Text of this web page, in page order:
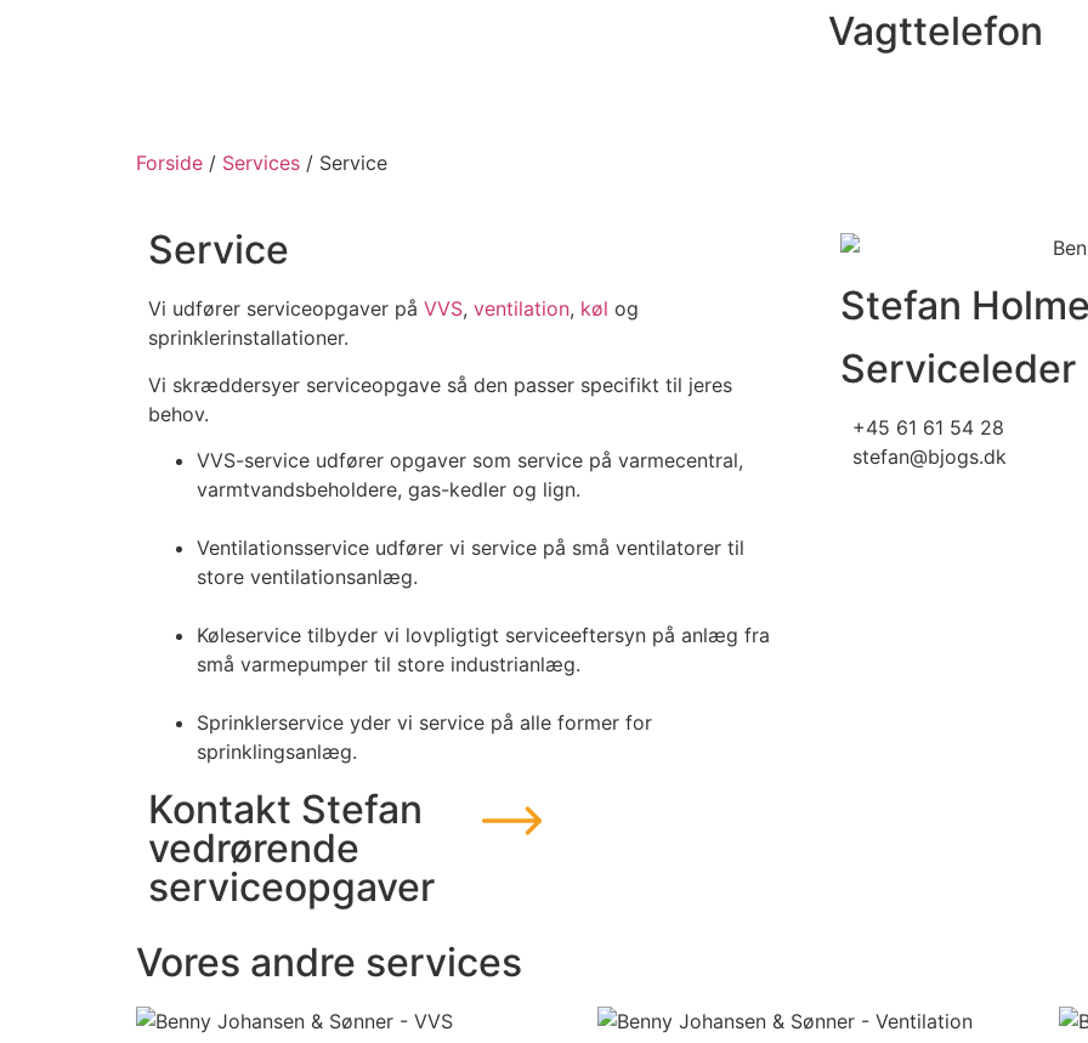
Vagttelefon
Forside / Services / Service
Service
Vi udfører serviceopgaver på VVS, ventilation, køl og
sprinklerinstallationer.
Vi skræddersyer serviceopgave så den passer specifikt til jeres
behov.
VVS-service udfører opgaver som service på varmecentral,
varmtvandsbeholdere, gas-kedler og lign.
Ventilationsservice udfører vi service på små ventilatorer til
store ventilationsanlæg.
Køleservice tilbyder vi lovpligtigt serviceeftersyn på anlæg fra
små varmepumper til store industrianlæg.
Sprinklerservice yder vi service på alle former for
sprinklingsanlæg.
Kontakt Stefan
vedrørende
serviceopgaver
Stefan
Serviceleder
+45 61 61 54 28
stefan@bjogs.dk
Vores andre services